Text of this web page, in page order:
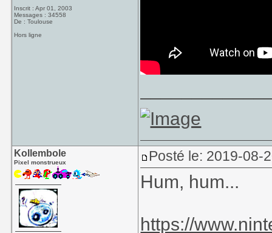
Inscrit : Apr 01, 2003
Messages : 34558
De : Toulouse
Hors ligne
Kollembole
Pixel monstrueux Posté le: 2019-08-
Hum, hum...
https://